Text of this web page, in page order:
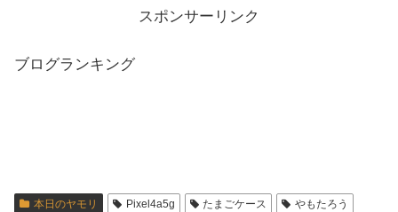
スポンサーリンク
ブログランキング
本日のヤモリ Pixel4a5g たまごケース やもたろう